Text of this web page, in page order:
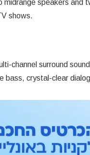
speakers and
shows.
channel surround
bass, crystal-clear